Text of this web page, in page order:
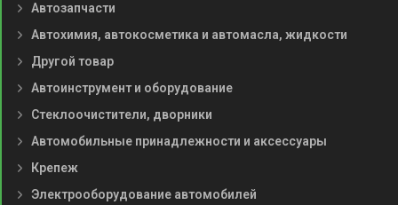
Автозапчасти
Автохимия, автокосметика и автомасла, жидкости
Другой товар
Автоинструмент и оборудование
Стеклоочистители, дворники
Автомобильные принадлежности и аксессуары
Крепеж
Электрооборудование автомобилей